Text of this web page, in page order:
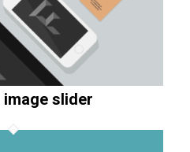
image slider